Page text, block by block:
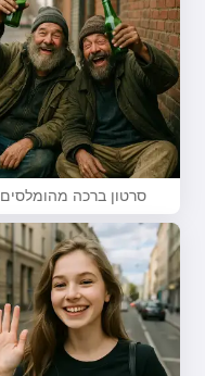
סרטון ברכה מהומלסים